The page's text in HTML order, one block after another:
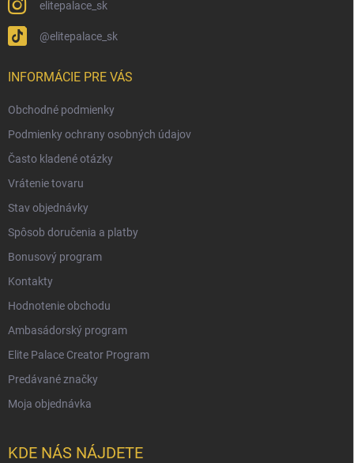
elitepalace_sk
@elitepalace_sk
INFORMÁCIE PRE VÁS
Obchodné podmienky
Podmienky ochrany osobných údajov
Často kladené otázky
Vrátenie tovaru
Stav objednávky
Spôsob doručenia a platby
Bonusový program
Kontakty
Hodnotenie obchodu
Ambasádorský program
Elite Palace Creator Program
Predávané značky
Moja objednávka
KDE NÁS NÁJDETE